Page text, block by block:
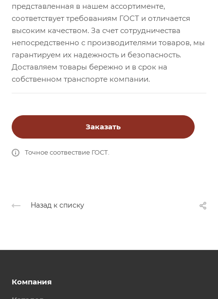
представленная в нашем ассортименте,
соответствует требованиям ГОСТ и отличается
высоким качеством. За счет сотрудничества
непосредственно с производителями товаров, мы
гарантируем их надежность и безопасность.
Доставляем товары бережно и в срок на
собственном транспорте компании.
Заказать
Точное соотвествие ГОСТ.
Назад к списку
Компания